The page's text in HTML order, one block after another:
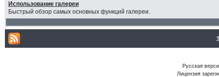
Использование галереи
Быстрый обзор самых основных функций галереи.
Русская
Лицензия